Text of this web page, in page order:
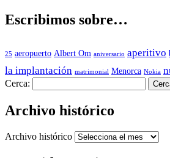
Escribimos sobre…
25 aeropuerto Albert Om aniversario aperitivo
la implantación matrimonial Menorca Nokia
Cerca:
Archivo histórico
Archivo histórico